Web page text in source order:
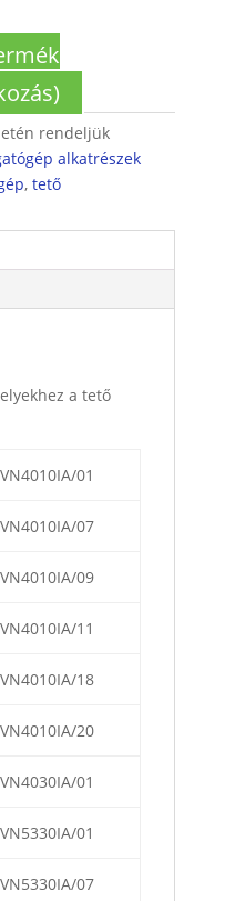
rendeljük
alkatrészek
, tető
a tető
01
07
09
11
18
20
01
01
07